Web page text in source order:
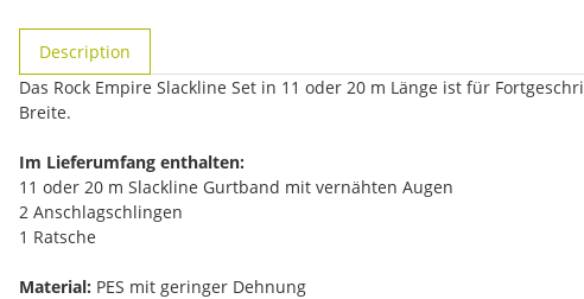
Description
Das Rock Empire Slackline Set in 11 oder 20 m Länge ist für
Breite.
Im Lieferumfang enthalten:
11 oder 20 m Slackline Gurtband mit vernähten Augen
2 Anschlagschlingen
1 Ratsche
Material: PES mit geringer Dehnung